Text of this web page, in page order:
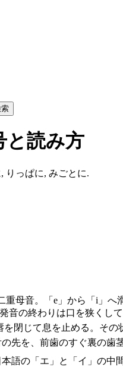
と読み方
りっぱに, みごとに.
重母音。「e」から「i」
音の終わりは口を狭くして
を閉じて息を止める。そ
の先を、前歯のすぐ裏の
本語の「エ」と「イ」の中